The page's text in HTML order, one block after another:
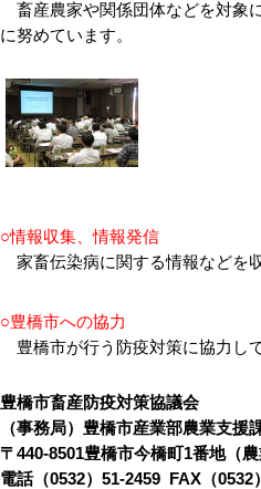
畜産農家や関係団体などを対象
に努めています。
○情報収集、情報発信
家畜伝染病に関する情報などを
○豊橋市への協力
豊橋市が行う防疫対策に協力して
豊橋市畜産防疫対策協議会
（事務局）豊橋市産業部農業支援
〒440-8501豊橋市今橋町1番地（農
電話（0532）51-2459 FAX（0532